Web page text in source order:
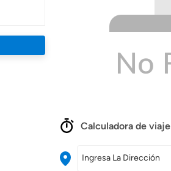
Calculadora de viaje
Ingresa La Dirección